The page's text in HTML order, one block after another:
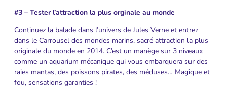
#3 – Tester l’attraction la plus orginale au monde
Continuez la balade dans l’univers de Jules Verne et entrez
dans le Carrousel des mondes marins, sacré attraction la plus
originale du monde en 2014. C’est un manège sur 3 niveaux
comme un aquarium mécanique qui vous embarquera sur des
raies mantas, des poissons pirates, des méduses… Magique et
fou, sensations garanties !